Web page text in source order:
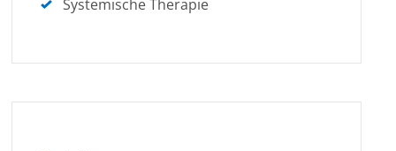
Systemische Therapie